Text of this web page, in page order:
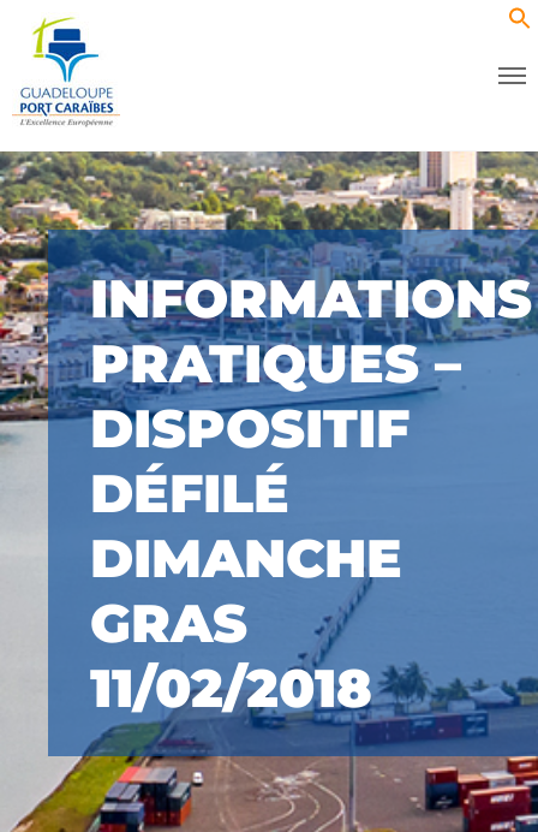
INFORMATIONS
PRATIQUES –
DISPOSITIF
DÉFILÉ
DIMANCHE
GRAS
11/02/2018